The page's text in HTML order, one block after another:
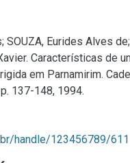
SOUZA, Eurides Alves
Características de
em Parnamirim.
137-148, 1994.
handle/123456789/611